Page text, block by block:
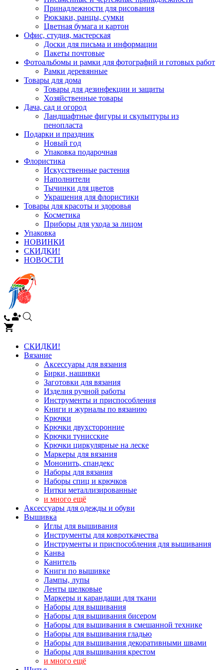
Принадлежности для рисования
Рюкзаки, ранцы, сумки
Цветная бумага и картон
Офис, студия, мастерская
Доски для письма и информации
Пакеты почтовые
Фотоальбомы и рамки для фотографий и готовых работ
Рамки деревянные
Товары для дома
Товары для дезинфекции и защиты
Хозяйственные товары
Дача, сад и огород
Ландшафтные фигуры и скульптуры из
пенопласта
Подарки и праздник
Новый год
Упаковка подарочная
Флористика
Искусственные растения
Наполнители
Тычинки для цветов
Украшения для флористики
Товары для красоты и здоровья
Косметика
Приборы для ухода за лицом
Упаковка
НОВИНКИ
СКИДКИ!
НОВОСТИ
СКИДКИ!
Вязание
Аксессуары для вязания
Бирки, нашивки
Заготовки для вязания
Изделия ручной работы
Инструменты и приспособления
Книги и журналы по вязанию
Крючки
Крючки двухсторонние
Крючки тунисские
Крючки циркулярные на леске
Маркеры для вязания
Мононить, спандекс
Наборы для вязания
Наборы спиц и крючков
Нитки металлизированные
и много ещё
Аксессуары для одежды и обуви
Вышивка
Иглы для вышивания
Инструменты для ковроткачества
Инструменты и приспособления для вышивания
Канва
Канитель
Книги по вышивке
Лампы, лупы
Ленты шелковые
Маркеры и карандаши для ткани
Наборы для вышивания
Наборы для вышивания бисером
Наборы для вышивания в смешанной технике
Наборы для вышивания гладью
Наборы для вышивания декоративными швами
Наборы для вышивания крестом
и много ещё